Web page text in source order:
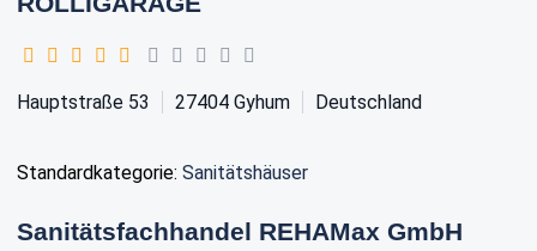
Hauptstraße 53 27404 Gyhum Deutschland
Standardkategorie: Sanitätshäuser
Sanitätsfachhandel REHAMax GmbH